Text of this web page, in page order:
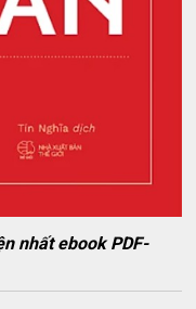
nhất ebook PDF-